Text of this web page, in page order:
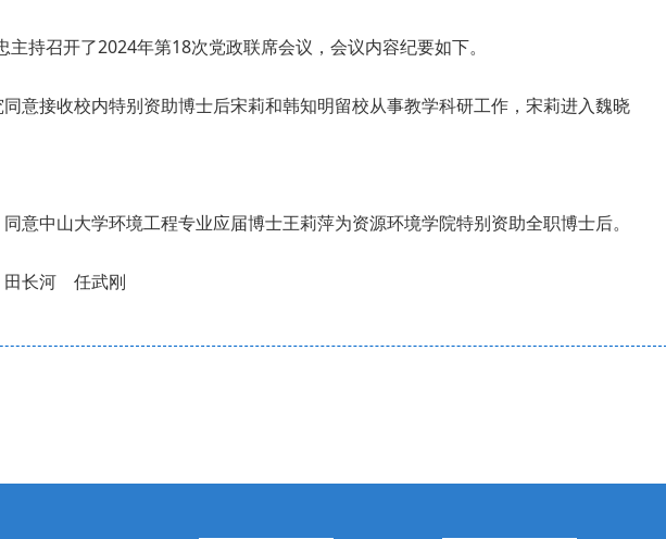
持召开了2024年第18次党政联席会议，会议内容纪要如下。
意接收校内特别资助博士后宋莉和韩知明留校从事教学科研工作，宋莉进入魏晓
意中山大学环境工程专业应届博士王莉萍为资源环境学院特别资助全职博士后。
长河 任武刚